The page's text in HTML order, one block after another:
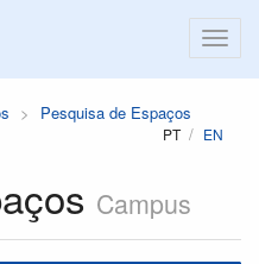
Pesquisa de Espaços
PT EN
Campus